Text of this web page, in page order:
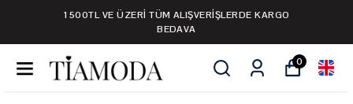
1500TL VE ÜZERİ TÜM ALIŞVERİŞLERDE KARGO
BEDAVA
0